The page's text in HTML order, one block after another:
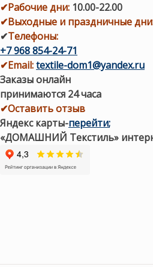
✔Рабочие дни: 10.00-22.00
✔Выходные и праздничные
✔Телефоны:
+7 968 854-24-71
✔Email:textile-dom1@yandex.ru
Заказы онлайн
принимаются 24 часа
✔Оставить отзыв
Яндекс карты-перейти;
«ДОМАШНИЙ Текстиль»